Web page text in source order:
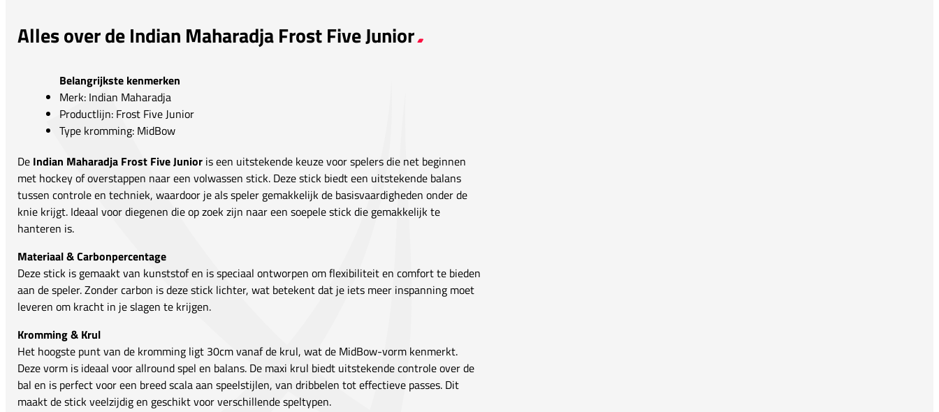
Alles over de Indian Maharadja Frost Five Junior
Belangrijkste kenmerken
Merk: Indian Maharadja
Productlijn: Frost Five Junior
Type kromming: MidBow
De Indian Maharadja Frost Five Junior is een uitstekende keuze voor spelers die net beginnen
met hockey of overstappen naar een volwassen stick. Deze stick biedt een uitstekende balans
tussen controle en techniek, waardoor je als speler gemakkelijk de basisvaardigheden onder de
knie krijgt. Ideaal voor diegenen die op zoek zijn naar een soepele stick die gemakkelijk te
hanteren is.
Materiaal & Carbonpercentage
Deze stick is gemaakt van kunststof en is speciaal ontworpen om flexibiliteit en comfort te bieden
aan de speler. Zonder carbon is deze stick lichter, wat betekent dat je iets meer inspanning moet
leveren om kracht in je slagen te krijgen.
Kromming & Krul
Het hoogste punt van de kromming ligt 30cm vanaf de krul, wat de MidBow-vorm kenmerkt.
Deze vorm is ideaal voor allround spel en balans. De maxi krul biedt uitstekende controle over de
bal en is perfect voor een breed scala aan speelstijlen, van dribbelen tot effectieve passes. Dit
maakt de stick veelzijdig en geschikt voor verschillende speltypen.